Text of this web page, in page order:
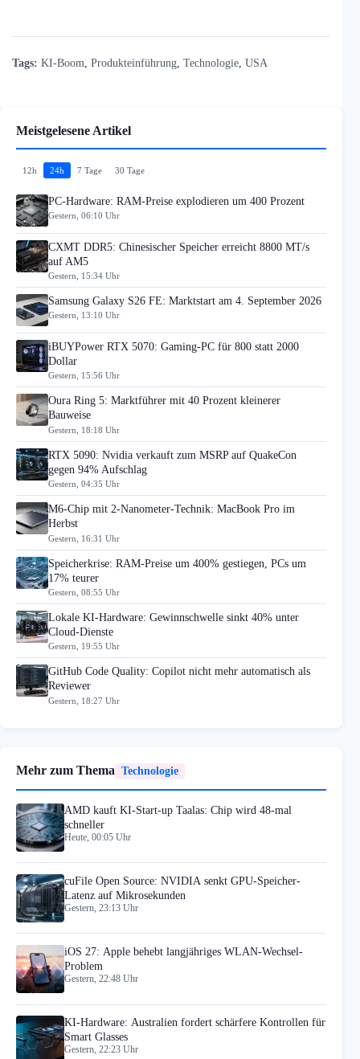
Tags: KI-Boom Produkteinführung Technologie USA
Meistgelesene Artikel
12h 24h 7 Tage 30 Tage
PC-Hardware: RAM-Preise explodieren um 400 Prozent
Gestern, 06:10 Uhr
CXMT DDR5: Chinesischer Speicher erreicht 8800 MT/s
auf AM5
Gestern, 15:34 Uhr
Samsung Galaxy S26 FE: Marktstart am 4. September 2026
Gestern, 13:10 Uhr
iBUYPower RTX 5070: Gaming-PC für 800 statt 2000
Dollar
Gestern, 15:56 Uhr
Oura Ring 5: Marktführer mit 40 Prozent kleinerer
Bauweise
Gestern, 18:18 Uhr
RTX 5090: Nvidia verkauft zum MSRP auf QuakeCon
gegen 94% Aufschlag
Gestern, 04:35 Uhr
M6-Chip mit 2-Nanometer-Technik: MacBook Pro im
Herbst
Gestern, 16:31 Uhr
Speicherkrise: RAM-Preise um 400% gestiegen, PCs um
17% teurer
Gestern, 08:55 Uhr
Lokale KI-Hardware: Gewinnschwelle sinkt 40% unter
Cloud-Dienste
Gestern, 19:55 Uhr
GitHub Code Quality: Copilot nicht mehr automatisch als
Reviewer
Gestern, 18:27 Uhr
Mehr zum Thema Technologie
AMD kauft KI-Start-up Taalas: Chip wird 48-mal
schneller
Heute, 00:05 Uhr
cuFile Open Source: NVIDIA senkt GPU-Speicher-
Latenz auf Mikrosekunden
Gestern, 23:13 Uhr
iOS 27: Apple behebt langjähriges WLAN-Wechsel-
Problem
Gestern, 22:48 Uhr
KI-Hardware: Australien fordert schärfere Kontrollen für
Smart Glasses
Gestern, 22:23 Uhr